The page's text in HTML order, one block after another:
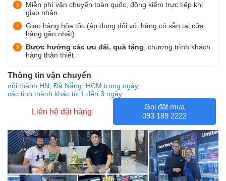
Miễn phí vận chuyển toàn quốc, đồng kiểm trực tiếp khi
giao nhận.
Giao hàng hỏa tốc (áp dụng đối với hàng có sẵn tại cửa
hàng gần nhất)
Được hưởng các ưu đãi, quà tặng , chương trình khách
hàng thân thiết.
Thông tin vận chuyển
nội thành HN, Đà Nẵng, HCM trong ngày,
các tỉnh thành khác từ 1 đến 3 ngày
Liên hệ đặt hàng
Gọi đặt mua
093 189 2222